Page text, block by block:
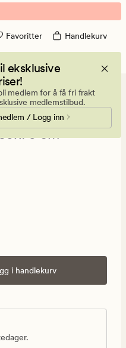
Favoritter Handlekurv
eksklusive
medlem for å få fri frakt
medlemstilbud.
/ Logg inn
7
en
4
cm
i handlekurv